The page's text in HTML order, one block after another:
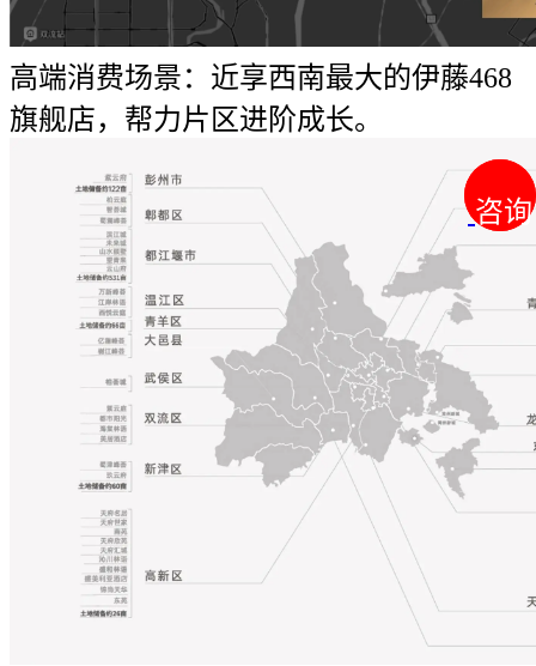
咨询
咨询
高端消费场景：近享西南最大的伊藤468
旗舰店，帮力片区进阶成长。